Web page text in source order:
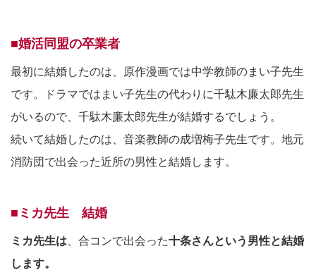
■婚活同盟の卒業者
最初に結婚したのは、原作漫画では中学教師のまい子先生
です。ドラマではまい子先生の代わりに千駄木廉太郎先生
がいるので、千駄木廉太郎先生が結婚するでしょう。
続いて結婚したのは、音楽教師の成増梅子先生です。地元
消防団で出会った近所の男性と結婚します。
■ミカ先生 結婚
ミカ先生は 、合コンで出会った十条さんという男性と結婚
します。